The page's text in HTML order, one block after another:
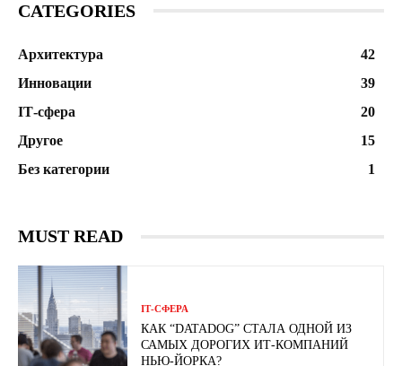
CATEGORIES
Архитектура
42
Инновации
39
ІТ-сфера
20
Другое
15
Без категории
1
MUST READ
ІТ-СФЕРА
КАК “DATADOG” СТАЛА ОДНОЙ ИЗ
САМЫХ ДОРОГИХ ИТ-КОМПАНИЙ
НЬЮ-ЙОРКА?